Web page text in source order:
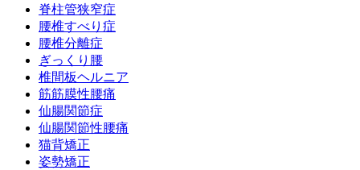
脊柱管狭窄症
腰椎すべり症
腰椎分離症
ぎっくり腰
椎間板ヘルニア
筋筋膜性腰痛
仙腸関節症
仙腸関節性腰痛
猫背矯正
姿勢矯正